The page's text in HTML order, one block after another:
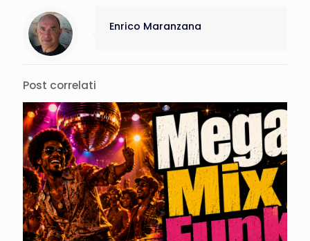
Enrico Maranzana
Post correlati